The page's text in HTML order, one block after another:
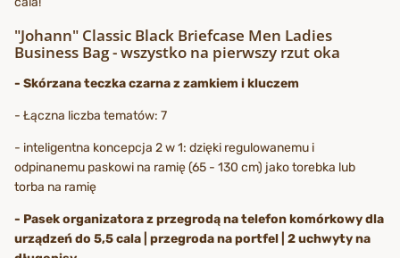
"Johann" Classic Black Briefcase Men Ladies
Business Bag - wszystko na pierwszy rzut oka
- Skórzana teczka czarna z zamkiem i kluczem
- Łączna liczba tematów: 7
- inteligentna koncepcja 2 w 1: dzięki regulowanemu i
odpinanemu paskowi na ramię (65 - 130 cm) jako torebka lub
torba na ramię
- Pasek organizatora z przegrodą na telefon komórkowy dla
urządzeń do 5,5 cala | przegroda na portfel | 2 uchwyty na